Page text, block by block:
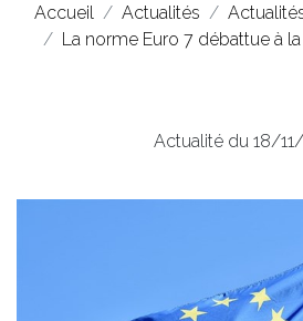
Accueil Actualités
La norme Euro 7 débattue à
Actualité du 18/